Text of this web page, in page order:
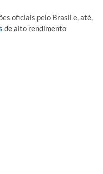
oficiais pelo Brasil e, até,
de alto rendimento